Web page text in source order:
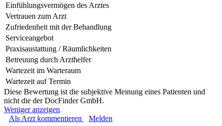
Einfühlungsvermögen des Arztes
Vertrauen zum Arzt
Zufriedenheit mit der Behandlung
Serviceangebot
Praxisaustattung / Räumlichkeiten
Betreuung durch Arzthelfer
Wartezeit im Warteraum
Wartezeit auf Termin
Diese Bewertung ist die subjektive Meinung eines Patienten und
nicht die der DocFinder GmbH.
Weniger anzeigen
Als Arzt kommentieren
Melden